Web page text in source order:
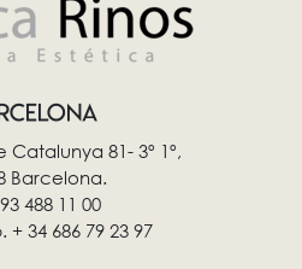
81- 3º 1º,
Barcelona.
488 11 00
34 686 79 23 97